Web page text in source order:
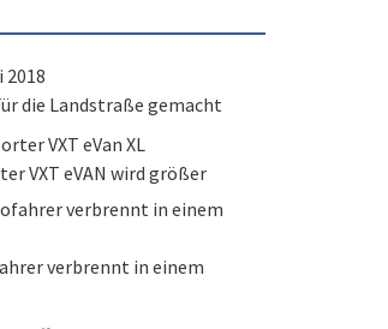
die Landstraße gemacht
VXT eVAN wird größer
verbrennt in einem